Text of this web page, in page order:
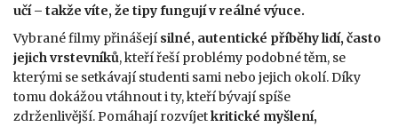
učí – takže víte, že tipy fungují v reálné výuce.
Vybrané filmy přinášejí silné, autentické příběhy lidí, často
jejich vrstevníků, kteří řeší problémy podobné těm, se
kterými se setkávají studenti sami nebo jejich okolí. Díky
tomu dokážou vtáhnout i ty, kteří bývají spíše
zdrženlivější. Pomáhají rozvíjetkritické myšlení,